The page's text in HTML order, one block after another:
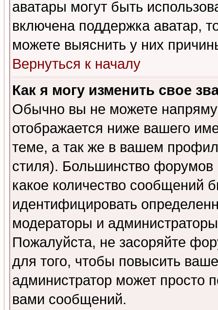
аватары могут быть
включена поддержка аватар,
можете выяснить у них
Вернуться к началу
Как я могу изменить свое
Обычно вы не можете
отображается ниже вашего
теме, а так же в вашем
стиля). Большинство форумов
какое количество сообщений
идентифицировать
модераторы и
Пожалуйста, не засоряйте
для того, чтобы повысить
администратор может просто
вами сообщений.